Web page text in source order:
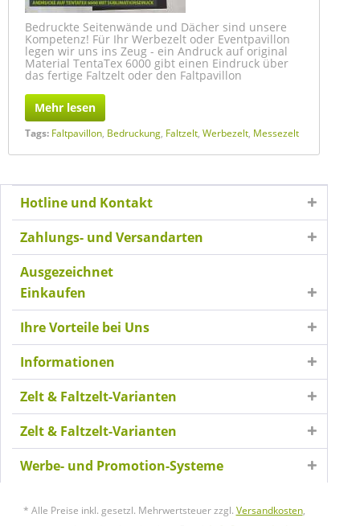
Bedruckte Seitenwände und Dächer sind unsere
Kompetenz! Für Ihr Werbezelt oder Eventpavillon
legen wir uns ins Zeug - ein Andruck auf original
Material TentaTex 6000 gibt einen Eindruck über
das fertige Faltzelt oder den Faltpavillon
Mehr lesen
Tags: Faltpavillon, Bedruckung, Faltzelt, Werbezelt, Messezelt
Hotline und Kontakt
Zahlungs- und Versandarten
Ausgezeichnet
Einkaufen
Ihre Vorteile bei Uns
Informationen
Zelt & Faltzelt-Varianten
Zelt & Faltzelt-Varianten
Werbe- und Promotion-Systeme
* Alle Preise inkl. gesetzl. Mehrwertsteuer zzgl. Versandkosten,